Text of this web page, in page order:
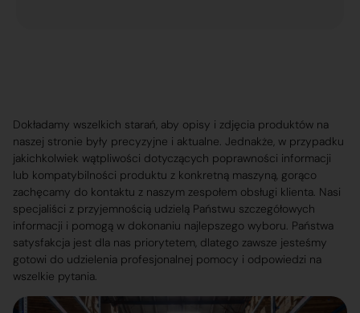
Dokładamy wszelkich starań, aby opisy i zdjęcia produktów na
naszej stronie były precyzyjne i aktualne. Jednakże, w przypadku
jakichkolwiek wątpliwości dotyczących poprawności informacji
lub kompatybilności produktu z konkretną maszyną, gorąco
zachęcamy do kontaktu z naszym zespołem obsługi klienta. Nasi
specjaliści z przyjemnością udzielą Państwu szczegółowych
informacji i pomogą w dokonaniu najlepszego wyboru. Państwa
satysfakcja jest dla nas priorytetem, dlatego zawsze jesteśmy
gotowi do udzielenia profesjonalnej pomocy i odpowiedzi na
wszelkie pytania.